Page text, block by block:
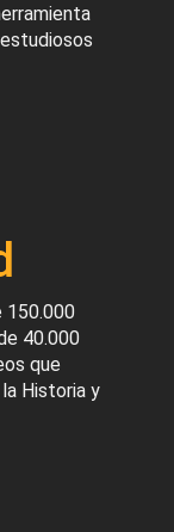
150.000
40.000
que
Historia y